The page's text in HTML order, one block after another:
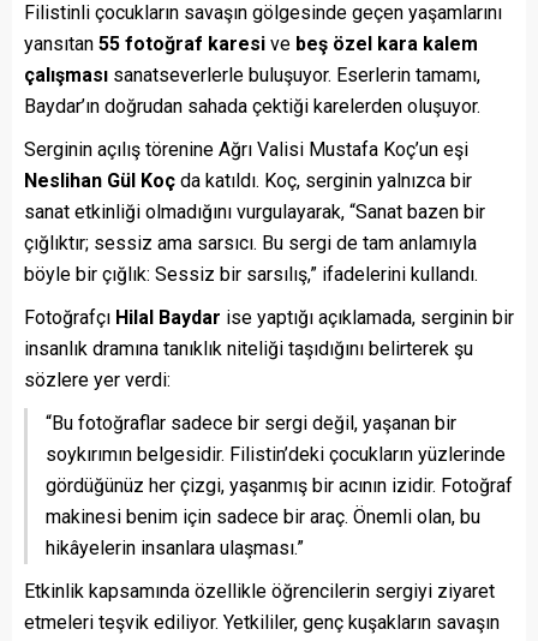
Filistinli çocukların savaşın gölgesinde geçen yaşamlarını
yansıtan 55 fotoğraf karesi ve beş özel kara kalem
çalışması sanatseverlerle buluşuyor. Eserlerin tamamı,
Baydar’ın doğrudan sahada çektiği karelerden oluşuyor.
Serginin açılış törenine Ağrı Valisi Mustafa Koç’un eşi
Neslihan Gül Koç da katıldı. Koç, serginin yalnızca bir
sanat etkinliği olmadığını vurgulayarak, “Sanat bazen bir
çığlıktır; sessiz ama sarsıcı. Bu sergi de tam anlamıyla
böyle bir çığlık: Sessiz bir sarsılış,” ifadelerini kullandı.
Fotoğrafçı Hilal Baydar ise yaptığı açıklamada, serginin bir
insanlık dramına tanıklık niteliği taşıdığını belirterek şu
sözlere yer verdi:
“Bu fotoğraflar sadece bir sergi değil, yaşanan bir
soykırımın belgesidir. Filistin’deki çocukların yüzlerinde
gördüğünüz her çizgi, yaşanmış bir acının izidir. Fotoğraf
makinesi benim için sadece bir araç. Önemli olan, bu
hikâyelerin insanlara ulaşması.”
Etkinlik kapsamında özellikle öğrencilerin sergiyi ziyaret
etmeleri teşvik ediliyor. Yetkililer, genç kuşakların savaşın